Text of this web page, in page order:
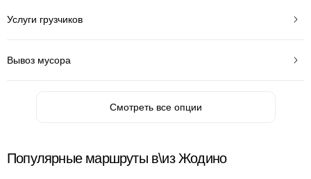
Услуги грузчиков
Вывоз мусора
Смотреть все опции
Популярные маршруты в\из Жодино